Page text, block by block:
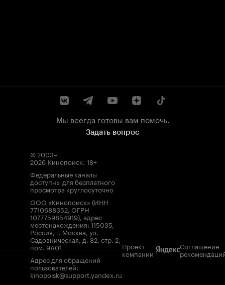
Мы всегда готовы вам помочь.
Задать вопрос
© 2003–
2026 Кинопоиск. 18+
Федеральные каналы
доступны для бесплатного
просмотра круглосуточно
ООО «Кинопоиск» (ИНН
7710688352, ОГРН
1077759854919), адрес
местонахождения: 115035,
Россия, г. Москва, ул.
Садовническая, д. 82, стр. 2,
пом. 9А01
Адрес для обращений
пользователей:
kinopoisk@support.yandex.ru
Проект
компании
Соглашение